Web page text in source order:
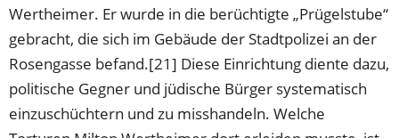
Wertheimer. Er wurde in die berüchtigte „Prügelstube“
gebracht, die sich im Gebäude der Stadtpolizei an der
Rosengasse befand.[21] Diese Einrichtung diente dazu,
politische Gegner und jüdische Bürger systematisch
einzuschüchtern und zu misshandeln. Welche